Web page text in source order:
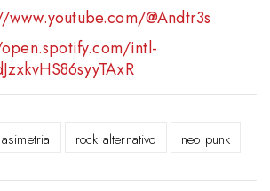
www.youtube.com/@Andtr3s
intl-
asimetria rock alternativo neo punk